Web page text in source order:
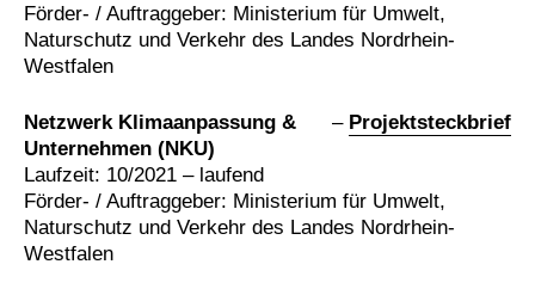
Förder- / Auftraggeber: Ministerium für Umwelt,
Naturschutz und Verkehr des Landes Nordrhein-
Westfalen
Netzwerk Klimaanpassung &
Unternehmen (NKU)
– Projektsteckbrief
Laufzeit: 10/2021 – laufend
Förder- / Auftraggeber: Ministerium für Umwelt,
Naturschutz und Verkehr des Landes Nordrhein-
Westfalen